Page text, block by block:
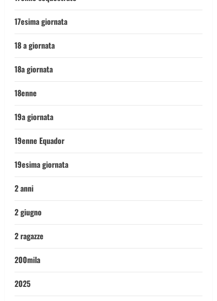
17esima giornata
18 a giornata
18a giornata
18enne
19a giornata
19enne Equador
19esima giornata
2 anni
2 giugno
2 ragazze
200mila
2025